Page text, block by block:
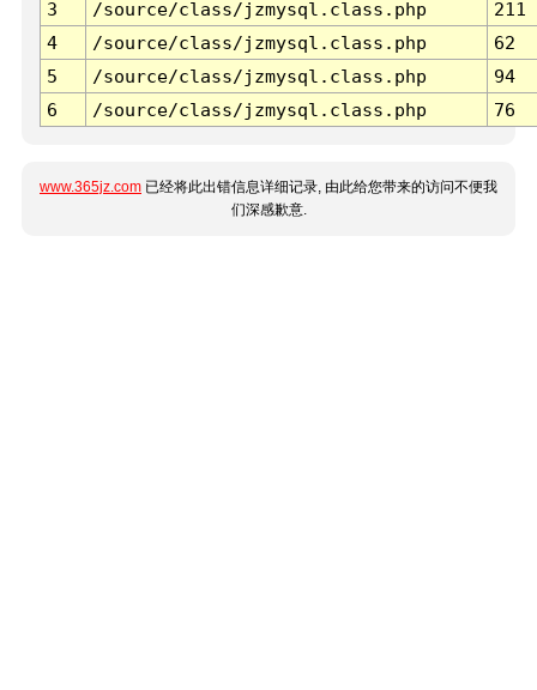
3 /source/class/jzmysql.class.php
211
4
/source/class/jzmysql.class.php
62
5
/source/class/jzmysql.class.php
94
6
/source/class/jzmysql.class.php 76
www.365jz.com 已经将此出错信息详细记录, 由此给您带来的访问不便我
们深感歉意.